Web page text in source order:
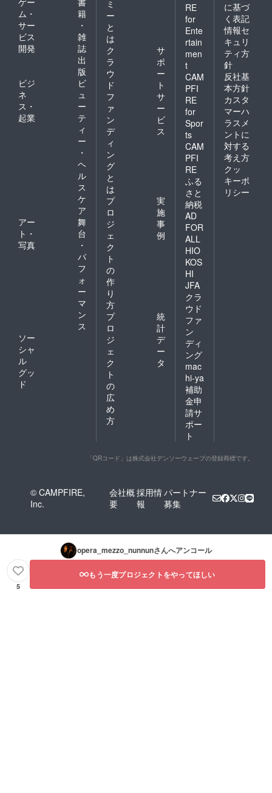
ム・
サー
ビス
開発
籍
・
雑
誌
出
版
ビジ
ネ
ス・
起業
ビ
ュ
ー
テ
ィ
ー
・
ヘ
ル
ス
ケ
ア
アー
ト・
写真
舞
台
・
パ
フ
ォ
ー
マ
ン
ス
ソー
シャ
ル
グッ
ド
ミ
ー
と
は
ク
ラ
ウ
ド
フ
ァ
ン
デ
ィ
ン
グ
と
は
サ
ポ
ー
ト
サ
ー
ビ
ス
プ
ロ
ジ
ェ
ク
ト
の
作
り
方
実
施
事
例
プ
ロ
ジ
ェ
ク
ト
の
広
め
方
統
計
デ
ー
タ
RE
for
Ente
rtain
men
t
CAM
PFI
RE
for
Spor
ts
CAM
PFI
RE
ふる
さと
納税
AD
FOR
ALL
HIO
KOS
HI
JFA
クラ
ウド
ファ
ン
ディ
ング
mac
hi-ya
補助
金申
請サ
ポー
ト
に基づ
く表記
情報セ
キュリ
ティ方
針
反社基
本方針
カスタ
マーハ
ラスメ
ントに
対する
考え方
クッ
キーポ
リシー
「QRコード」は株式会社デンソーウェーブの登録商標です。
© CAMPFIRE,
Inc.
会社概
要
採用情
報
パートナー
募集
opera_mezzo_nunnunさんへアンコール
5
もう一度プロジェクトをやってほしい